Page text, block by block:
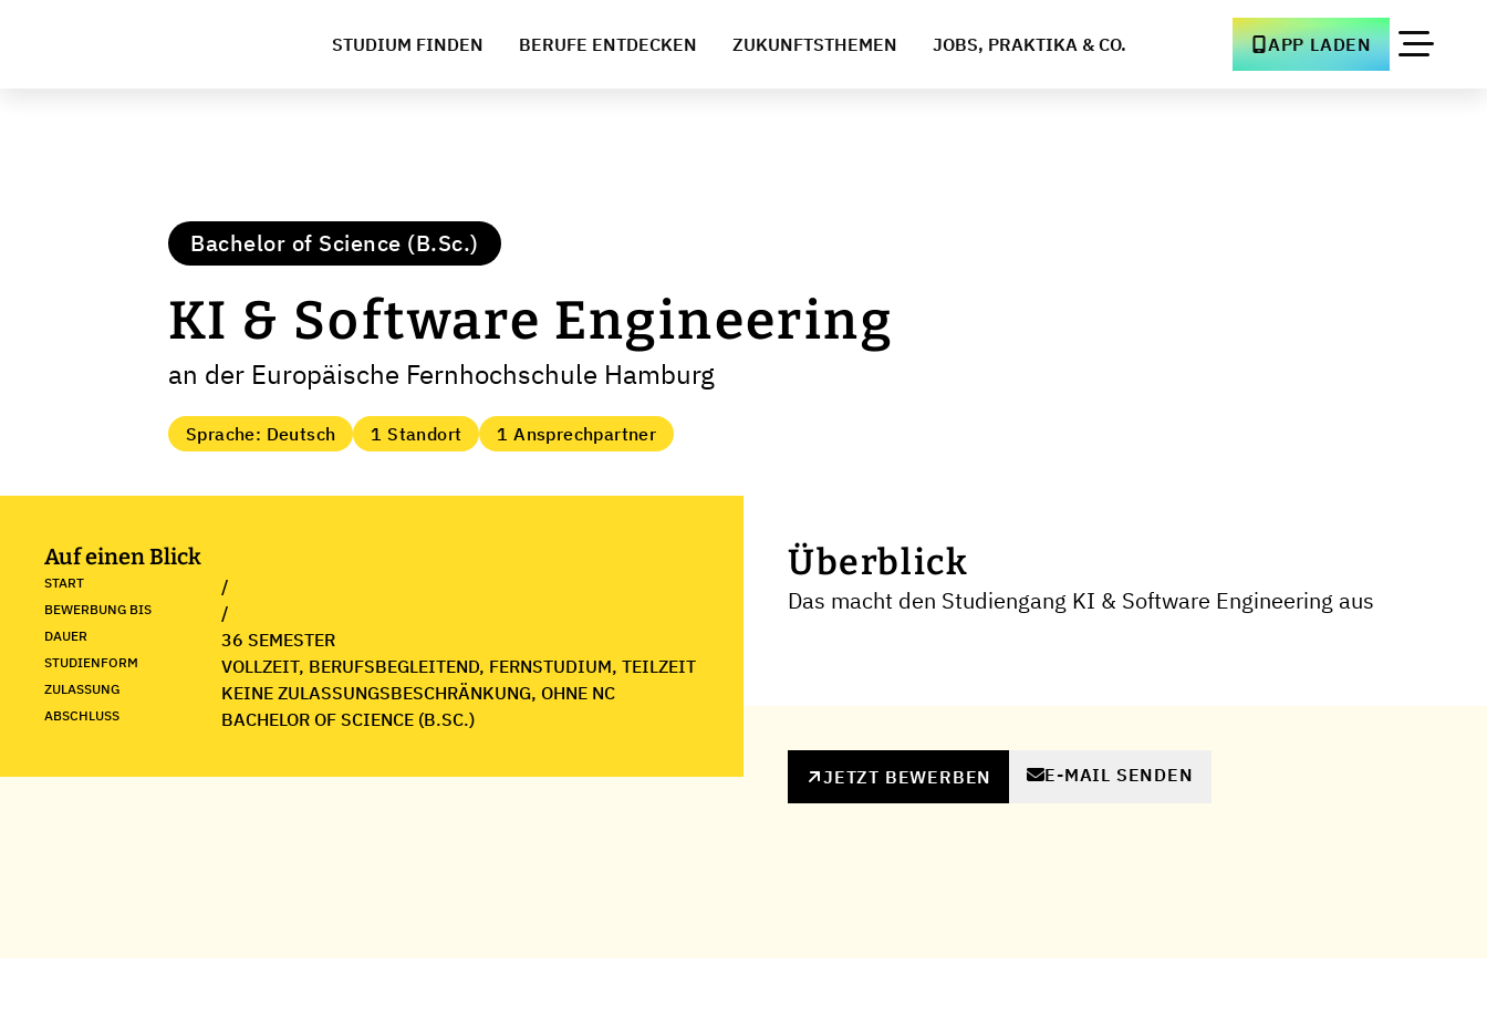
STUDIUM FINDEN BERUFE ENTDECKEN ZUKUNFTSTHEMEN JOBS, PRAKTIKA & CO. APP LADEN
Bachelor of Science (B.Sc.)
KI & Software Engineering
an der Europäische Fernhochschule Hamburg
Sprache: Deutsch 1 Standort 1 Ansprechpartner
Auf einen Blick
START /
BEWERBUNG BIS /
DAUER 36 SEMESTER
STUDIENFORM VOLLZEIT, BERUFSBEGLEITEND, FERNSTUDIUM, TEILZEIT
ZULASSUNG KEINE ZULASSUNGSBESCHRÄNKUNG, OHNE NC
ABSCHLUSS BACHELOR OF SCIENCE (B.SC.)
Überblick
Das macht den Studiengang KI & Software Engineering aus
JETZT BEWERBEN E-MAIL SENDEN